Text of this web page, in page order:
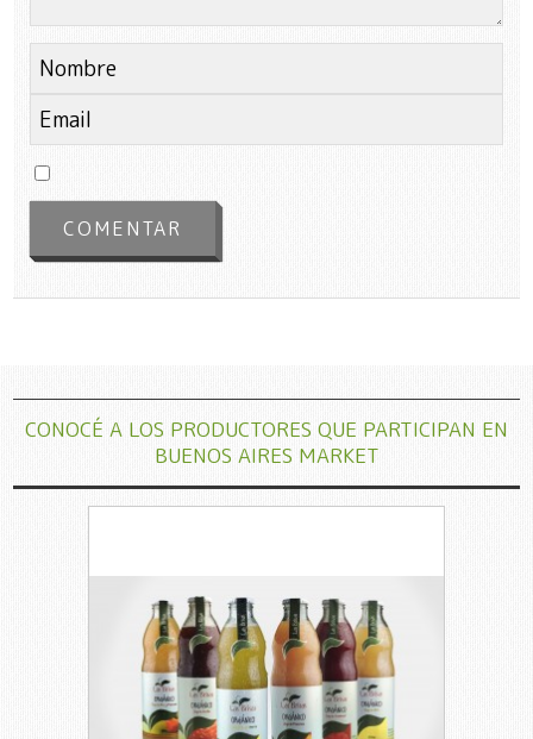
CONOCÉ A LOS PRODUCTORES QUE PARTICIPAN EN
BUENOS AIRES MARKET